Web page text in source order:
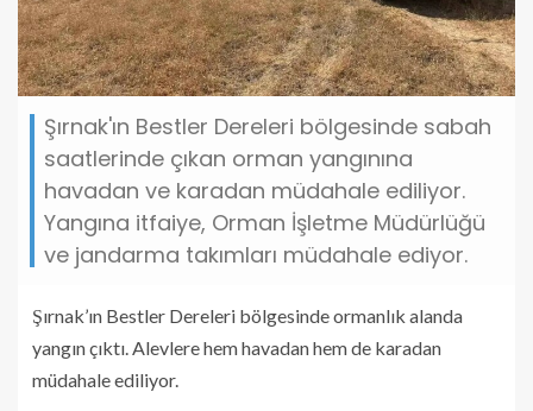
Şırnak'ın Bestler Dereleri bölgesinde sabah
saatlerinde çıkan orman yangınına
havadan ve karadan müdahale ediliyor.
Yangına itfaiye, Orman İşletme Müdürlüğü
ve jandarma takımları müdahale ediyor.
Şırnak’ın Bestler Dereleri bölgesinde ormanlık alanda
yangın çıktı. Alevlere hem havadan hem de karadan
müdahale ediliyor.